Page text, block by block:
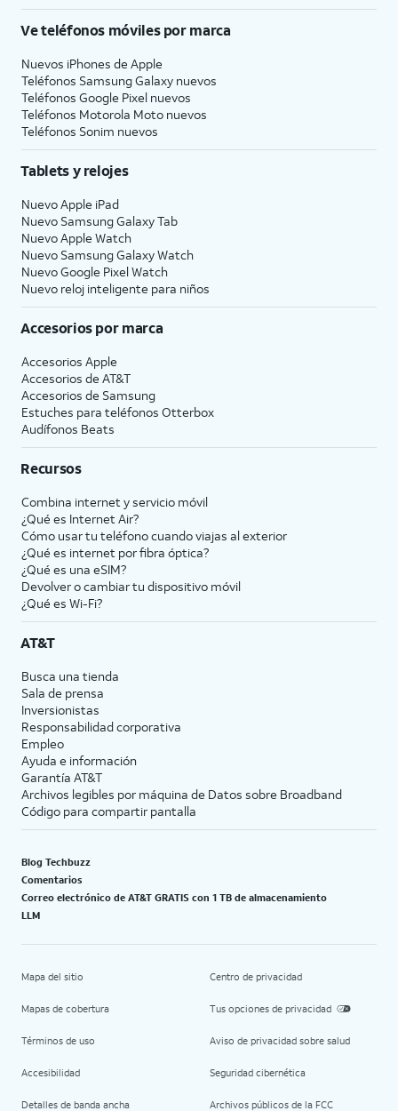
Ve teléfonos móviles por marca
Nuevos iPhones de Apple
Teléfonos Samsung Galaxy nuevos
Teléfonos Google Pixel nuevos
Teléfonos Motorola Moto nuevos
Teléfonos Sonim nuevos
Tablets y relojes
Nuevo Apple iPad
Nuevo Samsung Galaxy Tab
Nuevo Apple Watch
Nuevo Samsung Galaxy Watch
Nuevo Google Pixel Watch
Nuevo reloj inteligente para niños
Accesorios por marca
Accesorios Apple
Accesorios de AT&T
Accesorios de Samsung
Estuches para teléfonos Otterbox
Audífonos Beats
Recursos
Combina internet y servicio móvil
¿Qué es Internet Air?
Cómo usar tu teléfono cuando viajas al exterior
¿Qué es internet por fibra óptica?
¿Qué es una eSIM?
Devolver o cambiar tu dispositivo móvil
¿Qué es Wi-Fi?
AT&T
Busca una tienda
Sala de prensa
Inversionistas
Responsabilidad corporativa
Empleo
Ayuda e información
Garantía AT&T
Archivos legibles por máquina de Datos sobre Broadband
Código para compartir pantalla
Blog Techbuzz
Comentarios
Correo electrónico de AT&T GRATIS con 1 TB de almacenamiento
LLM
Mapa del sitio
Mapas de cobertura
Términos de uso
Accesibilidad
Detalles de banda ancha
Centro de privacidad
Tus opciones de privacidad
Aviso de privacidad sobre salud
Seguridad cibernética
Archivos públicos de la FCC